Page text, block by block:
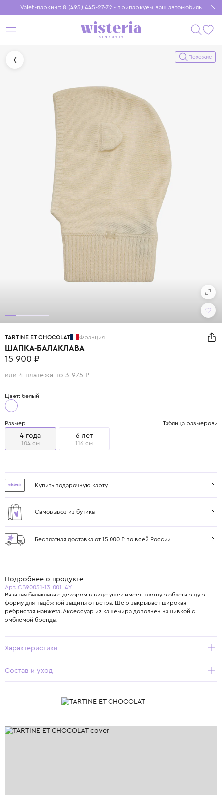
Valet-паркинг: 8 (495) 445-27-72 - припаркуем ваш автомобиль
Бесплатная доставка при заказе от 15 000 ₽
Установите приложение, чтобы покупки были еще удобнее
Похожие
TARTINE ET CHOCOLAT Франция
ШАПКА-БАЛАКЛАВА
15 900 ₽
или 4 платежа по 3 975 ₽
Цвет: белый
Размер Таблица размеров
4 года
104 см
6 лет
116 см
Купить подарочную карту
Самовывоз из бутика
Бесплатная доставка от 15 000 ₽ по всей России
Подробнее о продукте
Арт. CB90051-13_001_4Y
Вязаная балаклава с декором в виде ушек имеет плотную облегающую
форму для надёжной защиты от ветра. Шею закрывает широкая
ребристая манжета. Аксессуар из кашемира дополнен нашивкой с
эмблемой бренда.
Характеристики
Состав и уход